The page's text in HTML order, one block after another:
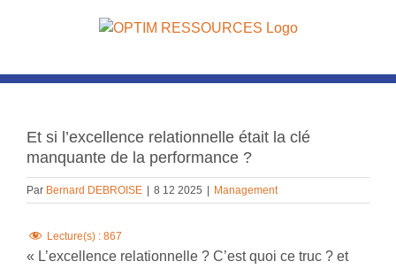
l'image
agrandie
Et si l’excellence relationnelle était la clé
manquante de la performance ?
Par Bernard DEBROISE 8 12 2025 Management
Lecture(s) : 867
« L’excellence relationnelle ? C’est quoi ce truc ? et